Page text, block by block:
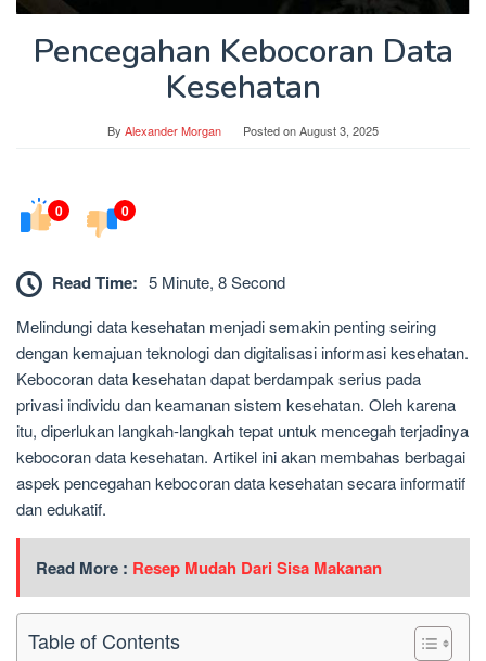
Pencegahan Kebocoran Data
Kesehatan
By Alexander Morgan Posted onAugust 3, 2025
0 0
Read Time: 5 Minute, 8 Second
Melindungi data kesehatan menjadi semakin penting seiring
dengan kemajuan teknologi dan digitalisasi informasi kesehatan.
Kebocoran data kesehatan dapat berdampak serius pada
privasi individu dan keamanan sistem kesehatan. Oleh karena
itu, diperlukan langkah-langkah tepat untuk mencegah terjadinya
kebocoran data kesehatan. Artikel ini akan membahas berbagai
aspek pencegahan kebocoran data kesehatan secara informatif
dan edukatif.
Read More : Resep Mudah Dari Sisa Makanan
Table of Contents